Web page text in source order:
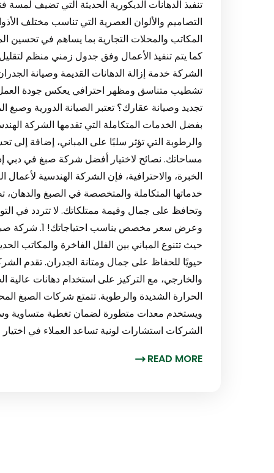
تنفيذ الدهانات الديكورية الحديثة التي تضيف
التصاميم والألوان العصرية التي تناسب مختلف
المكاتب والمحلات التجارية بما يساهم في تحسين
كما يتم تنفيذ الأعمال وفق جدول زمني منظم
الشركة خدمة إزالة الدهانات القديمة وصيانة
تشطيب متناسق ومظهر احترافي يعكس جودة
تجديد وصيانة عقارك؟ تعتبر الصيانة الدورية وصبغ
بفضل الخدمات المتكاملة التي تقدمها الشركة
والرطوبة التي تؤثر سلبًا على المباني، إضافة
مساحاتك. نصائح لاختيار أفضل شركة صبغ في
الخبرة، والاحترافية، فإن الشركة الهندسية
خدماتها المتكاملة والمتخصصة في الصبغ
وتحافظ على جمال وقيمة ممتلكاتك. لا تتردد في
وعرض سعر مخصص
حيث تتنوع المباني بين الفلل الفاخرة والمكاتب
حيويًا للحفاظ على جمال ومتانة الجدران. تقدم
والخارجي، مع التركيز على استخدام دهانات عالية
الحرارة الشديدة والرطوبة. تتمتع شركات الصبغ
ويستخدم معدات متطورة لضمان تغطية متساوية
الشركات استشارات لونية تساعد العملاء في اختيار
READ MORE